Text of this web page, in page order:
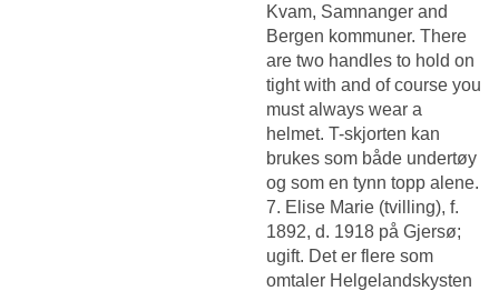
Kvam, Samnanger and
Bergen kommuner. There
are two handles to hold on
tight with and of course you
must always wear a
helmet. T-skjorten kan
brukes som både undertøy
og som en tynn topp alene.
7. Elise Marie (tvilling), f.
1892, d. 1918 på Gjersø;
ugift. Det er flere som
omtaler Helgelandskysten